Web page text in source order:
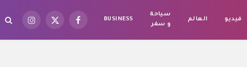
فيديو العالم
سياحة
و سفر
BUSINESS فيسبوكX
الانستغرام